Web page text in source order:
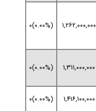
۱,۲۶۲,۰۰۰,۰۰۰ (۰.۰۰%)۰
۱,۳۱۱,۰۰۰,۰۰۰ (۰.۰۰%)۰
۱,۴۱۶,۱۰۰,۰۰۰
(۰.۰۰%)۰